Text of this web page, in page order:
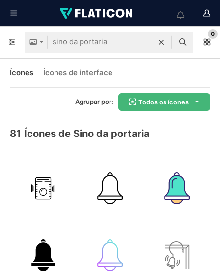
0
Ícones Ícones de interface
Agrupar por: Todos os ícones
81 Ícones de Sino da portaria